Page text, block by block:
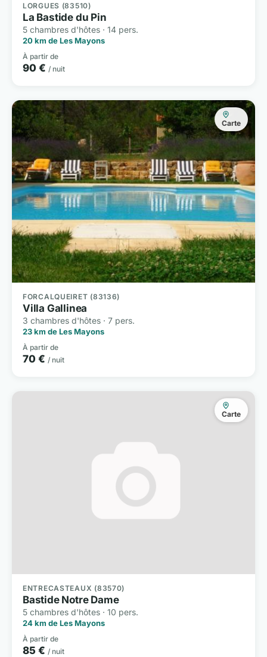
LORGUES (83510)
La Bastide du Pin
5 chambres d'hôtes · 14 pers.
20 km de Les Mayons
À partir de
90 € / nuit
Carte
FORCALQUEIRET (83136)
Villa Gallinea
3 chambres d'hôtes · 7 pers.
23 km de Les Mayons
À partir de
70 € / nuit
Carte
ENTRECASTEAUX (83570)
Bastide Notre Dame
5 chambres d'hôtes · 10 pers.
24 km de Les Mayons
À partir de
85 € / nuit